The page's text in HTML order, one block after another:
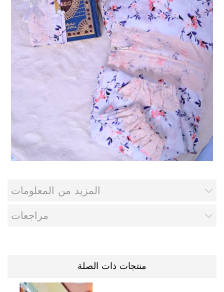
المزيد من المعلومات
مراجعات
منتجات ذات الصلة